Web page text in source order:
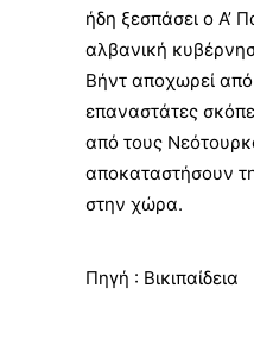
ήδη ξεσπάσει ο Α’
αλβανική
Βήντ αποχωρεί
επαναστάτες
από τους
αποκαταστήσουν
στην χώρα.
Πηγή : Βικιπαίδεια